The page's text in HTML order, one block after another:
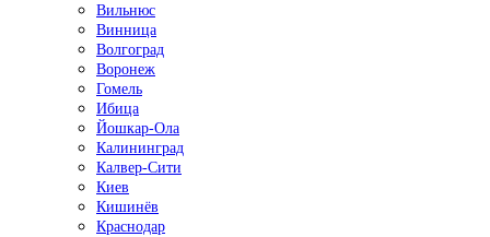
Вильнюс
Винница
Волгоград
Воронеж
Гомель
Ибица
Йошкар-Ола
Калининград
Калвер-Сити
Киев
Кишинёв
Краснодар